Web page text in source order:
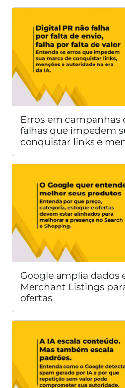
Erros em campanhas
falhas que impedem
conquistar links e
Google amplia dados
Merchant Listings
ofertas